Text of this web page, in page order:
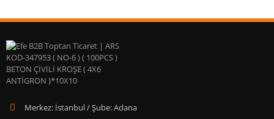
Merkez: İstanbul / Şube: Adana